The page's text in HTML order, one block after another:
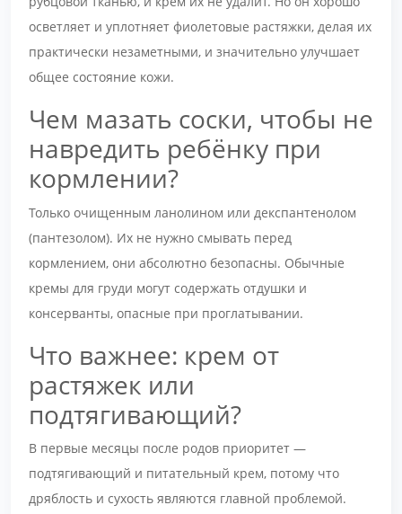
осветляет и уплотняет фиолетовые растяжки, делая их
практически незаметными, и значительно улучшает
общее состояние кожи.
Чем мазать соски, чтобы не
навредить ребёнку при
кормлении?
Только очищенным ланолином или декспантенолом
(пантезолом). Их не нужно смывать перед
кормлением, они абсолютно безопасны. Обычные
кремы для груди могут содержать отдушки и
консерванты, опасные при проглатывании.
Что важнее: крем от
растяжек или
подтягивающий?
В первые месяцы после родов приоритет —
подтягивающий и питательный крем, потому что
дряблость и сухость являются главной проблемой.